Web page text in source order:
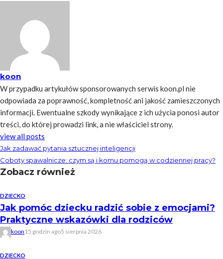
koon
W przypadku artykułów sponsorowanych serwis koon.pl nie
odpowiada za poprawność, kompletność ani jakość zamieszczonych
informacji. Ewentualne szkody wynikające z ich użycia ponosi autor
treści, do której prowadzi link, a nie właściciel strony.
view all posts
Jak zadawać pytania sztucznej inteligencji
Coboty spawalnicze: czym są i komu pomogą w codziennej pracy?
Zobacz również
DZIECKO
Jak pomóc dziecku radzić sobie z emocjami?
Praktyczne wskazówki dla rodziców
koon 15 godzin ago5 sierpnia 2026
DZIECKO